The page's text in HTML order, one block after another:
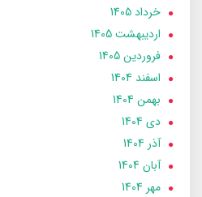
خرداد 1405
ارديبهشت 1405
فروردین 1405
اسفند 1404
بهمن 1404
دی 1404
آذر 1404
آبان 1404
مهر 1404